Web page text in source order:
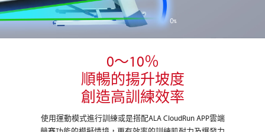
0～10％
順暢的揚升坡度
創造高訓練效率
使用運動模式進行訓練或是搭配ALA CloudRun APP雲端